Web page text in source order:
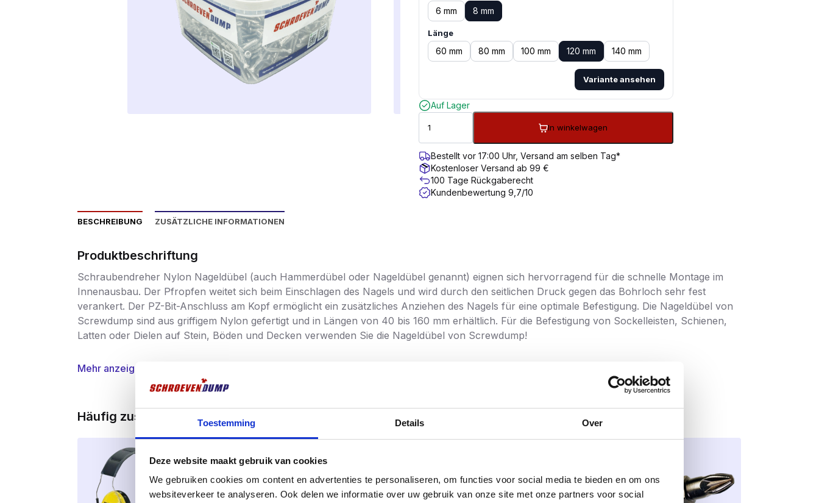
Toestemming Details Over
Deze website maakt gebruik van cookies
We gebruiken cookies om content en advertenties te personaliseren, om functies voor social media te bieden en om ons
websiteverkeer te analyseren. Ook delen we informatie over uw gebruik van onze site met onze partners voor social
6 mm 8 mm
Länge
60 mm 80 mm 100 mm 120 mm 140 mm
Variante ansehen
Auf Lager
In winkelwagen
Bestellt vor 17:00 Uhr, Versand am selben Tag*
Kostenloser Versand ab 99 €
100 Tage Rückgaberecht
Kundenbewertung 9,7/10
BESCHREIBUNG ZUSÄTZLICHE INFORMATIONEN
Produktbeschriftung
Schraubendreher Nylon Nageldübel (auch Hammerdübel oder Nageldübel genannt) eignen sich hervorragend für die schnelle Montage im
Innenausbau. Der Pfropfen weitet sich beim Einschlagen des Nagels und wird durch den seitlichen Druck gegen das Bohrloch sehr fest
verankert. Der PZ-Bit-Anschluss am Kopf ermöglicht ein zusätzliches Anziehen des Nagels für eine optimale Befestigung. Die Nageldübel von
Screwdump sind aus griffigem Nylon gefertigt und in Längen von 40 bis 160 mm erhältlich. Für die Befestigung von Sockelleisten, Schienen,
Latten oder Dielen auf Stein, Böden und Decken verwenden Sie die Nageldübel von Screwdump!
Mehr anzeigen
Häufig zusammen gekauft